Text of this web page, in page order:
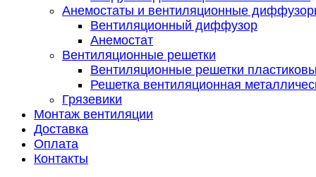
Анемостаты и вентиляционные
Вентиляционный диффузор
Анемостат
Вентиляционные решетки
Вентиляционные решетки
Решетка вентиляционная
Грязевики
Монтаж вентиляции
Доставка
Оплата
Контакты